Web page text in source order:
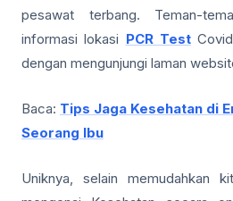
pesawat terbang. Teman-
informasi lokasi PCR TestCovid
dengan mengunjungi laman
Baca: Tips Jaga Kesehatan di
Seorang Ibu
Uniknya, selain memudahkan